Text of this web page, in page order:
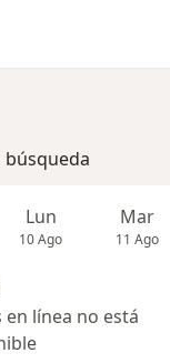
búsqueda
Lun
10 Ago
Mar
11 Ago
en línea no está